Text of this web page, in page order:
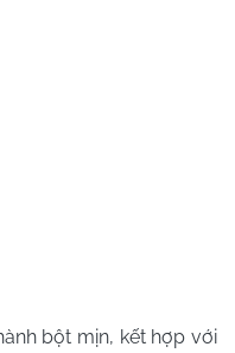
bột mịn, kết hợp với